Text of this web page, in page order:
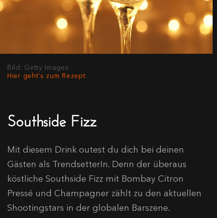
Bild: Getty Images
Hier geht's zum Rezept
Southside Fizz
Mit diesem Drink outest du dich bei deinen
Gästen als TrendsetterIn. Denn der überaus
köstliche Southside Fizz mit Bombay Citron
Pressé und Champagner zählt zu den aktuellen
Shootingstars in der globalen Barszene.